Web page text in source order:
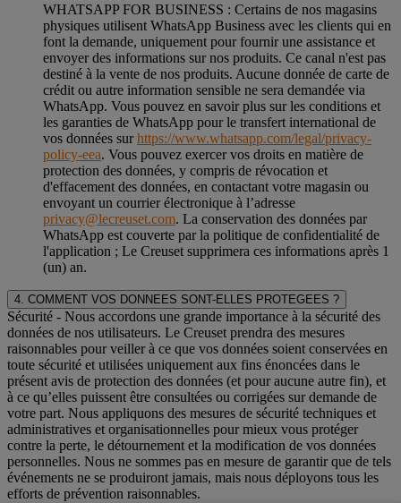
WHATSAPP FOR BUSINESS : Certains de nos magasins
physiques utilisent WhatsApp Business avec les clients qui en
font la demande, uniquement pour fournir une assistance et
envoyer des informations sur nos produits. Ce canal n'est pas
destiné à la vente de nos produits. Aucune donnée de carte de
crédit ou autre information sensible ne sera demandée via
WhatsApp. Vous pouvez en savoir plus sur les conditions et
les garanties de WhatsApp pour le transfert international de
vos données surhttps://www.whatsapp.com/legal/privacy-
policy-eea. Vous pouvez exercer vos droits en matière de
protection des données, y compris de révocation et
d'effacement des données, en contactant votre magasin ou
envoyant un courrier électronique à l’adresse
privacy@lecreuset.com. La conservation des données par
WhatsApp est couverte par la politique de confidentialité de
l'application ; Le Creuset supprimera ces informations après 1
(un) an.
4. COMMENT VOS DONNEES SONT-ELLES PROTEGEES ?
Sécurité - Nous accordons une grande importance à la sécurité des
données de nos utilisateurs. Le Creuset prendra des mesures
raisonnables pour veiller à ce que vos données soient conservées en
toute sécurité et utilisées uniquement aux fins énoncées dans le
présent avis de protection des données (et pour aucune autre fin), et
à ce qu’elles puissent être consultées ou corrigées sur demande de
votre part. Nous appliquons des mesures de sécurité techniques et
administratives et organisationnelles pour mieux vous protéger
contre la perte, le détournement et la modification de vos données
personnelles. Nous ne sommes pas en mesure de garantir que de tels
événements ne se produiront jamais, mais nous déployons tous les
efforts de prévention raisonnables.